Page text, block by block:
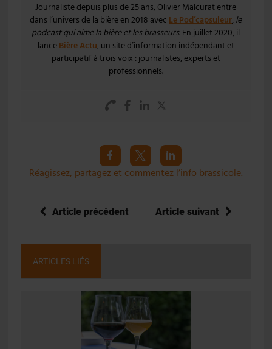
Journaliste depuis plus de 25 ans, Olivier Malcurat entre
dans l’univers de la bière en 2018 avec Le Pod’capsuleur, le
podcast qui aime la bière et les brasseurs. En juillet 2020, il
lance Bière Actu, un site d’information indépendant et
participatif à trois voix : journalistes, experts et
professionnels.
Réagissez, partagez et commentez l’info brassicole.
Article précédent Article suivant
ARTICLES LIÉS